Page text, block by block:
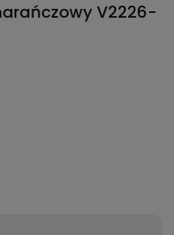
V2226-